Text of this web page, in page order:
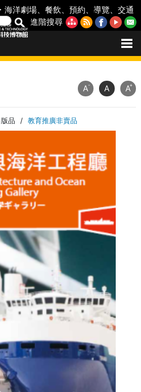
海洋劇場 、餐飲 、預約 、導覽 、交通
進階搜尋
品 / 教育推廣非賣品
A- A A+